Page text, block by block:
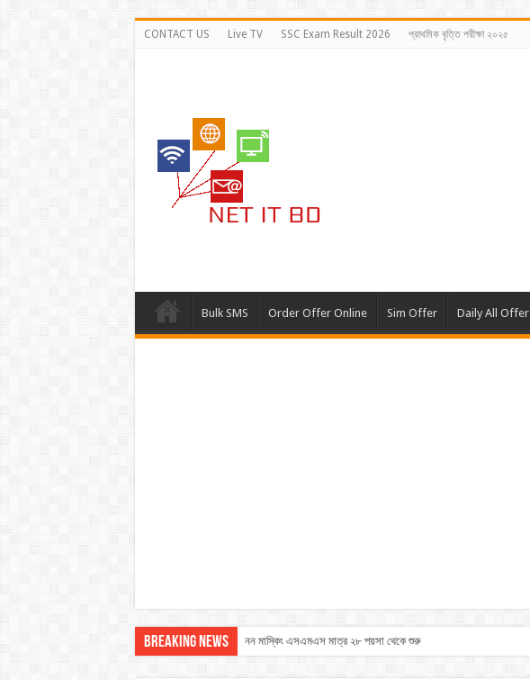
CONTACT US Live TV SSC Exam Result 2026 প্রাথমিক বৃত্তি পরীক্ষা ২০২৫
Bulk SMS Order Offer Online Sim Offer Daily All Offer
Breaking News নন মাস্কিং এসএমএস মাত্র ২৮ পয়সা থেকে শুরু